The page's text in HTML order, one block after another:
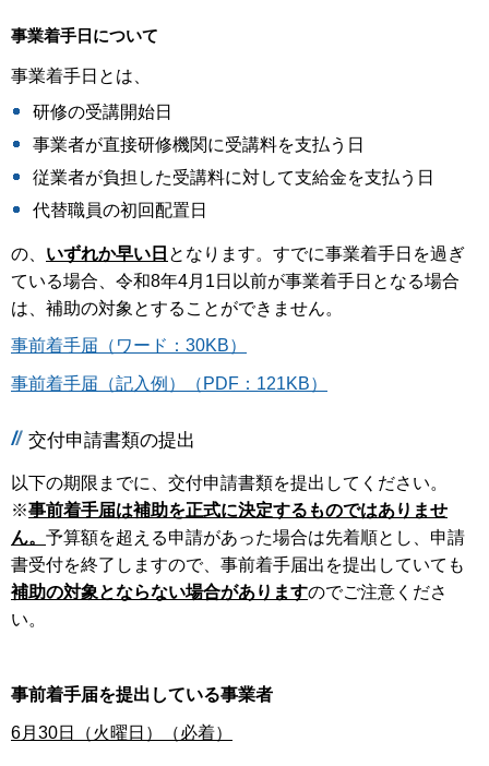
事業着手日について
事業着手日とは、
研修の受講開始日
事業者が直接研修機関に受講料を支払う日
従業者が負担した受講料に対して支給金を支払う日
代替職員の初回配置日
の、 いずれか早い日 となります。すでに事業着手日を過ぎ
ている場合、令和8年4月1日以前が事業着手日となる場合
は、補助の対象とすることができません。
事前着手届（ワード：30KB）
事前着手届（記入例）（PDF：121KB）
交付申請書類の提出
以下の期限までに、交付申請書類を提出してください。
※事前着手届は補助を正式に決定するものではありませ
ん。 予算額を超える申請があった場合は先着順とし、申請
書受付を終了しますので、事前着手届出を提出していても
補助の対象とならない場合がありますのでご注意くださ
い。
事前着手届を提出している事業者
6月30日（火曜日）（必着）